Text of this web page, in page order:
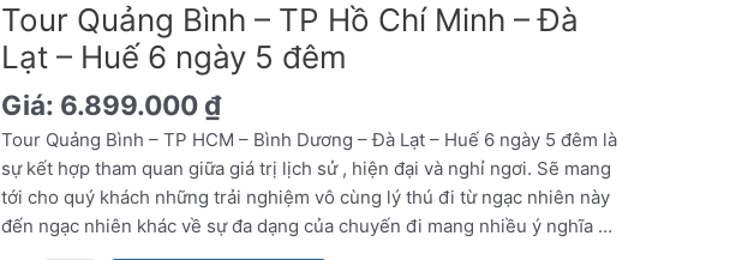
Tour Quảng Bình – TP Hồ Chí Minh – Đà
Lạt – Huế 6 ngày 5 đêm
Giá: 6.899.000 ₫
Tour Quảng Bình – TP HCM – Bình Dương – Đà Lạt – Huế 6 ngày 5 đêm là
sự kết hợp tham quan giữa giá trị lịch sử , hiện đại và nghỉ ngơi. Sẽ mang
tới cho quý khách những trải nghiệm vô cùng lý thú đi từ ngạc nhiên này
đến ngạc nhiên khác về sự đa dạng của chuyến đi mang nhiều ý nghĩa …
TP
Hồ
Chí
Minh
-
Đà
Lạt
-